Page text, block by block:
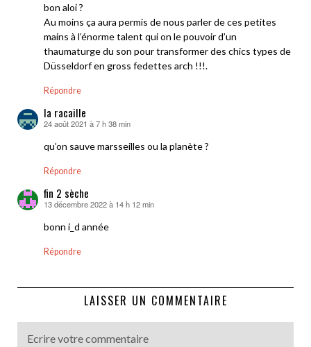
bon aloi ?
Au moins ça aura permis de nous parler de ces petites
mains à l’énorme talent qui on le pouvoir d’un
thaumaturge du son pour transformer des chics types de
Düsseldorf en gross fedettes arch !!!.
Répondre
la racaille
dit :
24 août 2021 à 7 h 38 min
qu’on sauve marsseilles ou la planète ?
Répondre
fin 2 sèche
dit :
13 décembre 2022 à 14 h 12 min
bonn i_d année
Répondre
LAISSER UN COMMENTAIRE